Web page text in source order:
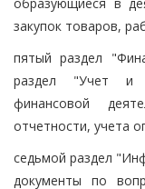
закупок товаров,
пятый раздел
раздел "Учет и
финансовой
отчетности, учета
седьмой раздел
документы по